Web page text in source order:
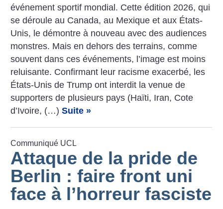
événement sportif mondial. Cette édition 2026, qui
se déroule au Canada, au Mexique et aux États-
Unis, le démontre à nouveau avec des audiences
­monstres. Mais en dehors des terrains, comme
souvent dans ces événements, l’image est moins
reluisante. Confirmant leur racisme exacerbé, les
États-Unis de Trump ont interdit la venue de
supporters de plusieurs pays (Haïti, Iran, Cote
d’Ivoire, (…)Suite »
Communiqué UCL
Attaque de la pride de
Berlin : faire front uni
face à l’horreur fasciste